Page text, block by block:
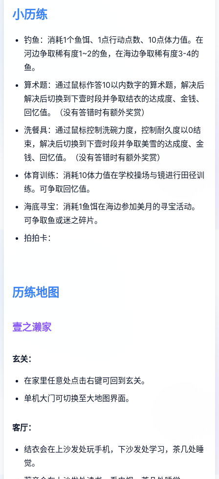
小历练
钓鱼：消耗1个鱼饵、1点行动点数、10点体力值。在
河边争取稀有度1~2的鱼，在海边争取稀有度3-4的
鱼。
算术题：通过鼠标作答10以内数字的算术题，解决后
解决后切换到下壹时段并争取结衣的达成度、金钱、
回忆值。（没有答错时有额外奖赏）
洗餐具：通过鼠标控制洗碗力度，控制耐久度以0结
束，解决后切换到下壹时段并争取美雪的达成度、金
钱、回忆值。（没有答错时有额外奖赏）
体育训练：消耗10体力值在学校操场与镜进行田径训
练。可争取回忆值。
海底寻宝：消耗1鱼饵在海边参加美月的寻宝活动。
可争取鱼或迷之碎片。
拍拍卡：
历练地图
壹之濑家
玄关：
在家里任意处点击右键可回到玄关。
单机大门可切换至大地图界面。
客厅：
结衣会在上沙发处玩手机，下沙发处学习，茶几处睡
觉。